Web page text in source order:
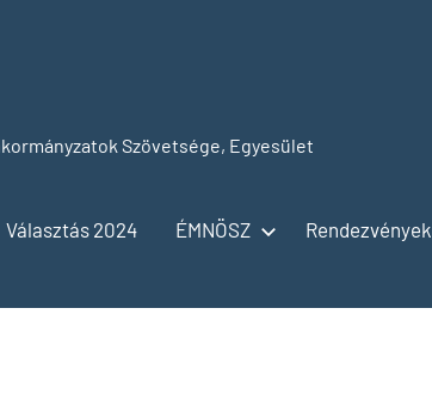
Szövetsége, Egyesület
Választás 2024 ÉMNÖSZ Rendezvények